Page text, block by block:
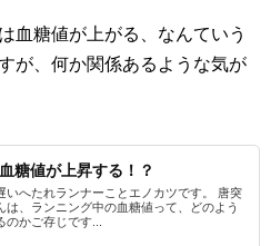
血糖値が上がる、なんていう
が、何か関係あるような気が
糖値が上昇する！？
いへたれランナーことエノカツです。 唐突
は、ランニング中の血糖値って、どのよう
のかご存じです...